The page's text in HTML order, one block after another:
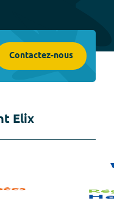
Contactez-nous
Elix